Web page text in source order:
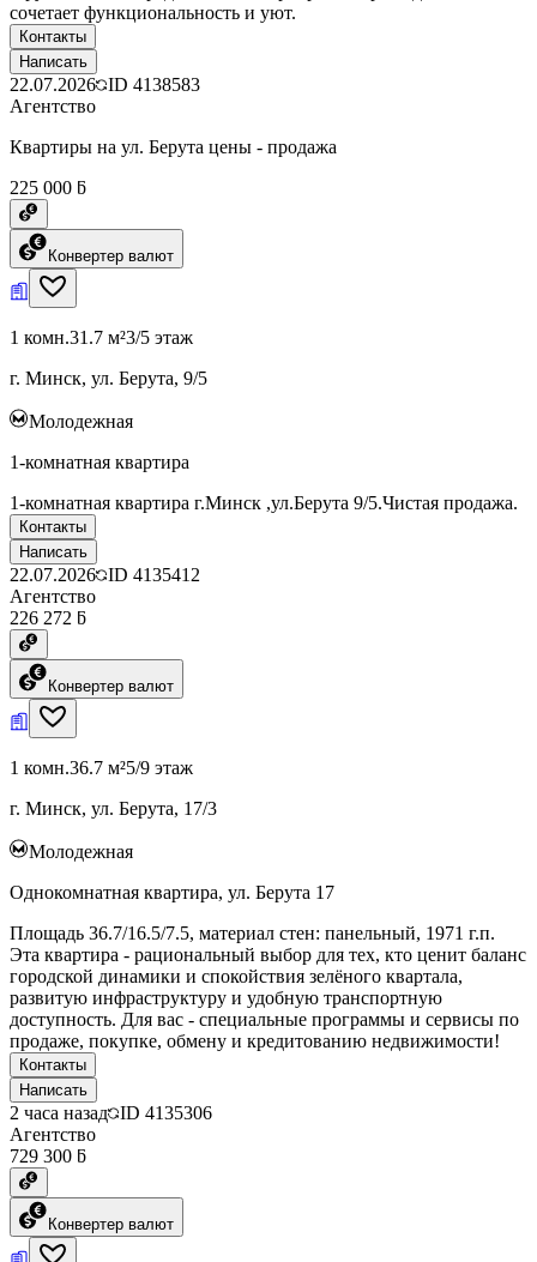
сочетает функциональность и уют.
Контакты
Написать
22.07.2026 ID 4138583
Агентство
Квартиры на ул. Берута цены - продажа
225 000 ƃ
Конвертер валют
1 комн.31.7 м²3/5 этаж
г. Минск, ул. Берута, 9/5
Молодежная
1-комнатная квартира
1-комнатная квартира г.Минск ,ул.Берута 9/5.Чистая продажа.
Контакты
Написать
22.07.2026 ID 4135412
Агентство
226 272 ƃ
Конвертер валют
1 комн.36.7 м²5/9 этаж
г. Минск, ул. Берута, 17/3
Молодежная
Однокомнатная квартира, ул. Берута 17
Площадь 36.7/16.5/7.5, материал стен: панельный, 1971 г.п.
Эта квартира - рациональный выбор для тех, кто ценит баланс
городской динамики и спокойствия зелёного квартала,
развитую инфраструктуру и удобную транспортную
доступность. Для вас - специальные программы и сервисы по
продаже, покупке, обмену и кредитованию недвижимости!
Контакты
Написать
2 часа назад ID 4135306
Агентство
729 300 ƃ
Конвертер валют